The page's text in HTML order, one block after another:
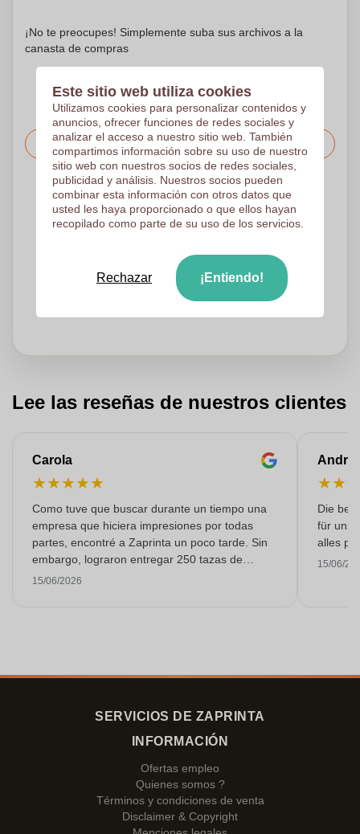
¡No te preocupes! Simplemente suba sus archivos a la
canasta de compras
Solicitar el precio
Sube tu logotipo en la página siguiente
Revisamos su logotipo de forma gratuita antes de imprimir
Los clientes nos dan una puntuación de 9.3
¿Necesitas ayuda con tu pedido?Chateacon nuestro
servicio de atención al cliente
Lee las reseñas de nuestros clientes
Carola
★★★★★
Como tuve que buscar durante un tiempo una
empresa que hiciera impresiones por todas
partes, encontré a Zaprinta un poco tarde. Sin
embargo, lograron entregar 250 tazas de
esmalte con una impresión excelente a tiempo.
15/06/2026
★★
Die
für
alles
15/06/
SERVICIOS DE ZAPRINTA
INFORMACIÓN
Ofertas empleo
Quienes somos ?
Términos y condiciones de venta
Disclaimer & Copyright
Este sitio web utiliza cookies
Utilizamos cookies para personalizar contenidos y
anuncios, ofrecer funciones de redes sociales y
analizar el acceso a nuestro sitio web. También
compartimos información sobre su uso de nuestro
sitio web con nuestros socios de redes sociales,
publicidad y análisis. Nuestros socios pueden
combinar esta información con otros datos que
usted les haya proporcionado o que ellos hayan
recopilado como parte de su uso de los servicios.
Rechazar ¡Entiendo!